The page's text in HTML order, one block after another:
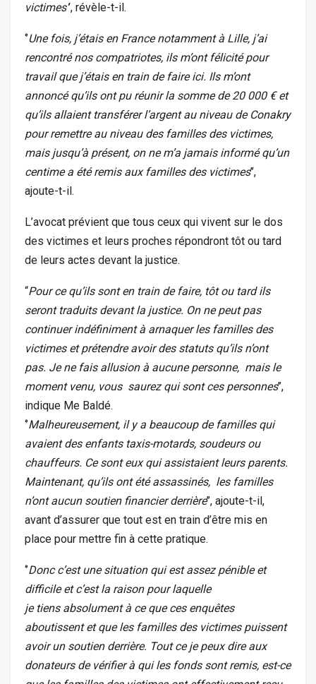
victimes’’, révèle-t-il.
‘’Une fois, j’étais en France notamment à Lille, j’ai
rencontré nos compatriotes, ils m’ont félicité pour
travail que j’étais en train de faire ici. Ils m’ont
annoncé qu’ils ont pu réunir la somme de 20 000 € et
qu’ils allaient transférer l’argent au niveau de Conakry
pour remettre au niveau des familles des victimes,
mais jusqu’à présent, on ne m’a jamais informé qu’un
centime a été remis aux familles des victimes’’,
ajoute-t-il.
L’avocat prévient que tous ceux qui vivent sur le dos
des victimes et leurs proches répondront tôt ou tard
de leurs actes devant la justice.
­“Pour ce qu’ils sont en train de faire, tôt ou tard ils
seront traduits devant la justice. On ne peut pas
continuer indéfiniment à arnaquer les familles des
victimes et prétendre avoir des statuts qu’ils n’ont
pas. Je ne fais allusion à aucune personne, mais le
moment venu, vous saurez qui sont ces personnes’’,
indique Me Baldé.
‘’Malheureusement, il y a beaucoup de familles qui
avaient des enfants taxis-motards, soudeurs ou
chauffeurs. Ce sont eux qui assistaient leurs parents.
Maintenant, qu’ils ont été assassinés, les familles
n’ont aucun soutien financier derrière’’, ajoute-t-il,
avant d’assurer que tout est en train d’être mis en
place pour mettre fin à cette pratique.
‘’Donc c’est une situation qui est assez pénible et
difficile et c’est la raison pour laquelle
je tiens absolument à ce que ces enquêtes
aboutissent et que les familles des victimes puissent
avoir un soutien derrière. Tout ce je peux dire aux
donateurs de vérifier à qui les fonds sont remis, est-ce